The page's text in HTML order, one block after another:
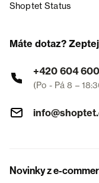
Shoptet Status
Máte dotaz?
+420 604
(Po - Pá 8 –
Novinky z e-